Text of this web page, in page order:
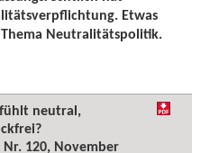
Etwas
Neutralitätspolitik.
neutral,
120, November